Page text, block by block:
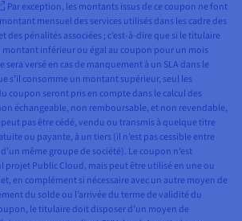
Par exception, les montants issus de ce coupon ne font
mensuel des services utilisés dans les cadre des
des pénalités associées ; c’est-à-dire que si le titulaire
inférieur ou égal au coupon pour un mois
versé en cas de manquement à un SLA dans le
s’il consomme un montant supérieur, seul les
coupon seront pris en compte dans le calcul des
échangeable, non remboursable, et non revendable,
pas être cédé, vendu ou transmis à quelque titre
ou payante, à un tiers (il n’est pas cessible entre
même groupe de société). Le coupon n’est
projet Public Cloud, mais peut être utilisé en une ou
en complément si nécessaire avec un autre moyen de
du solde ou l’arrivée du terme de validité du
le titulaire doit disposer d’un moyen de